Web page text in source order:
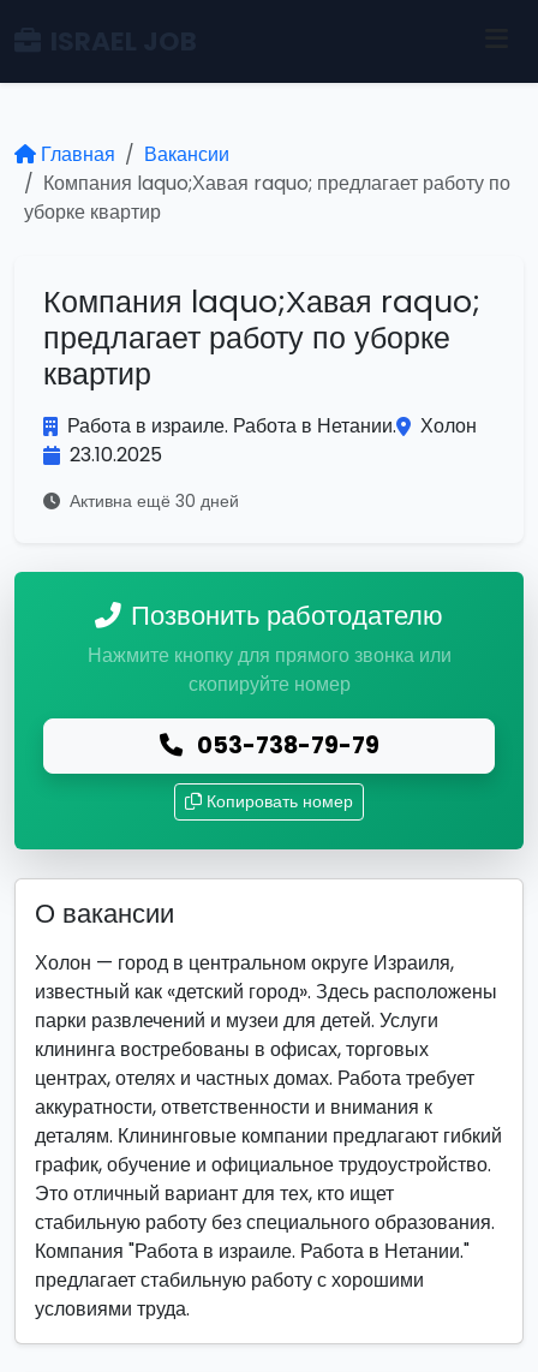
Главная
Вакансии
Компания laquo;Хавая raquo; предлагает работу по
уборке квартир
Компания laquo;Хавая raquo;
предлагает работу по уборке
квартир
Работа в израиле. Работа в Нетании.
Холон
23.10.2025
Активна ещё 30 дней
Позвонить работодателю
Нажмите кнопку для прямого звонка или
скопируйте номер
053-738-79-79
Копировать номер
О вакансии
Холон — город в центральном округе Израиля,
известный как «детский город». Здесь расположены
парки развлечений и музеи для детей. Услуги
клининга востребованы в офисах, торговых
центрах, отелях и частных домах. Работа требует
аккуратности, ответственности и внимания к
деталям. Клининговые компании предлагают гибкий
график, обучение и официальное трудоустройство.
Это отличный вариант для тех, кто ищет
стабильную работу без специального образования.
Компания "Работа в израиле. Работа в Нетании."
предлагает стабильную работу с хорошими
условиями труда.